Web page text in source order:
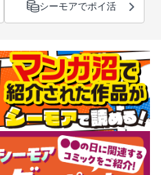
シーモアでポイ活